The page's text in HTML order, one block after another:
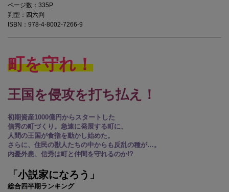
ページ数：335P
判型：四六判
ISBN：978-4-8002-7266-9
町を守れ！
王国を侵攻を打ち払え！
初期資産1000億円からスタートした
信秀の町づくり。急速に発展する町に、
人間の王国が食指を動かし始めた。
さらに、住民の獣人たちの中からも反乱の種が…。
内憂外患、信秀は町と仲間を守れるのか!?
「小説家になろう」
総合四半期ランキング